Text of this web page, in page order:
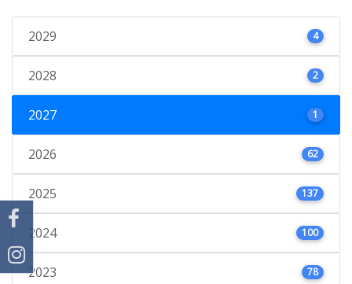
2029 4
2028 2
2027 1
2026 62
2025 137
2024 100
2023 78